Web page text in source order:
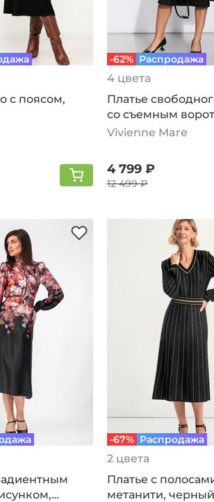
с поясом,
-62% Распродажа
4 цвета
Платье
со съемным
черный
Vivienne Mare
4 799 ₽
12 499 ₽
-67% Распродажа
2 цвета
Платье с
метанити, черный